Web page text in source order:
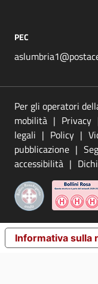
PEC
Per gli operatori
mobilità
Privacy
legali
Policy
pubblicazione
accessibilità
Informativa sulla